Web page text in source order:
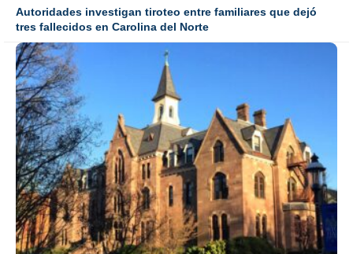
Autoridades investigan tiroteo entre familiares que dejó
tres fallecidos en Carolina del Norte